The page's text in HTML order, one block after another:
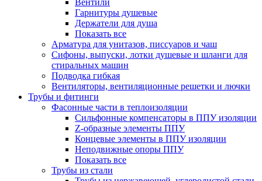
Вентили
Гарнитуры душевые
Держатели для душа
Показать все
Арматура для унитазов, писсуаров и чаш
Сифоны, выпуски, лотки душевые и шланги для
стиральных машин
Подводка гибкая
Вентиляторы, вентиляционные решетки и лючки
Трубы и фитинги
Фасонные части в теплоизоляции
Cильфонные компенсаторы в ППУ изоляции
Z-образные элементы ППУ
Концевые элементы в ППУ изоляции
Неподвижные опоры ППУ
Показать все
Трубы из стали